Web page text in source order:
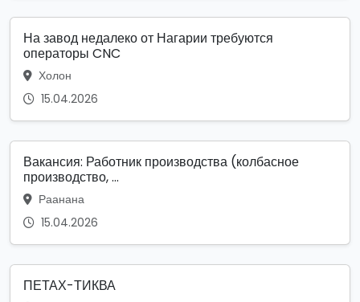
На завод недалеко от Нагарии требуются
операторы CNC
Холон
15.04.2026
Вакансия: Работник производства (колбасное
производство, ...
Раанана
15.04.2026
ПЕТАХ-ТИКВА